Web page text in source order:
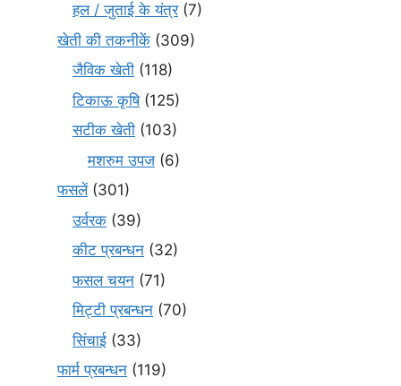
हल / जुताई के यंत्र(7)
खेती की तकनीकें (309)
जैविक खेती (118)
टिकाऊ कृषि(125)
सटीक खेती (103)
मशरुम उपज (6)
फसलें(301)
उर्वरक (39)
कीट प्रबन्धन (32)
फसल चयन (71)
मि‌ट्टी प्रबन्धन (70)
सिंचाई (33)
फार्म प्रबन्धन (119)